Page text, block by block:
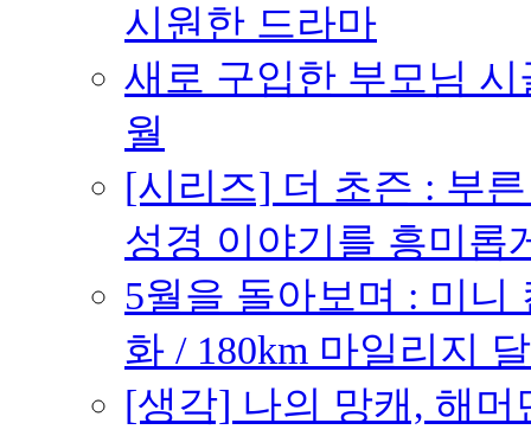
시원한 드라마
새로 구입한 부모님 시
월
[시리즈] 더 초즌 : 부른
성경 이야기를 흥미롭
5월을 돌아보며 : 미니
화 / 180km 마일리지
[생각] 나의 망캐, 해머